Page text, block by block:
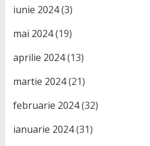
iunie 2024(3)
mai 2024(19)
aprilie 2024(13)
martie 2024(21)
februarie 2024(32)
ianuarie 2024(31)